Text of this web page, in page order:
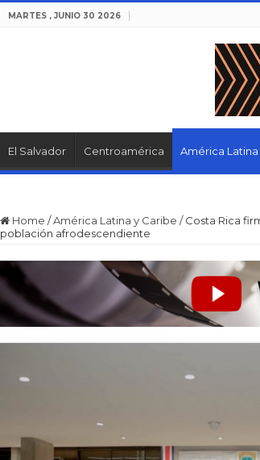
MARTES , JUNIO 30 2026
El Salvador Centroamérica América
Home /América Latina y Caribe / Costa Rica
población afrodescendiente